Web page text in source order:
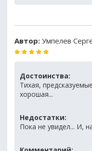
Автор: Умпелев
Достоинства:
Тихая,
хорошая...
Недостатки:
Пока не увидел... И,